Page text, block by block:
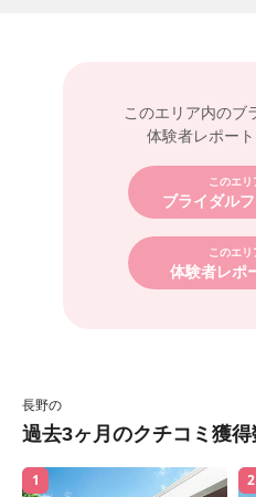
このエリア内のブ
体験者レポート
このエリ
ブライダル
このエリ
体験者レポ
長野の
過去3ヶ月のクチコミ獲
1 2